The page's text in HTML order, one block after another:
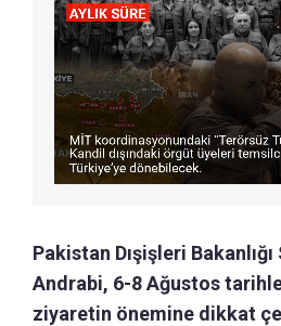
Pakistan Dışişleri
Andrabi, 6-8 Ağustos
ziyaretin önemine dikkat